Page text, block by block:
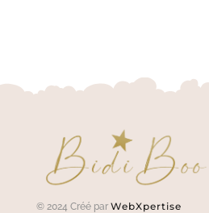
© 2024 Créé par WebXpertise